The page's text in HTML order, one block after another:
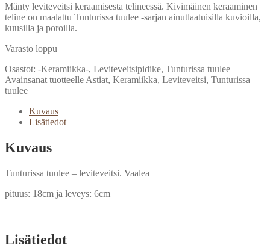
Mänty leviteveitsi keraamisesta telineessä. Kivimäinen keraaminen
teline on maalattu Tunturissa tuulee -sarjan ainutlaatuisilla kuvioilla,
kuusilla ja poroilla.
Varasto loppu
Osastot: -Keramiikka-, Leviteveitsipidike, Tunturissa tuulee
Avainsanat tuotteelle Astiat, Keramiikka, Leviteveitsi, Tunturissa
tuulee
Kuvaus
Lisätiedot
Kuvaus
Tunturissa tuulee – leviteveitsi. Vaalea
pituus: 18cm ja leveys: 6cm
Lisätiedot